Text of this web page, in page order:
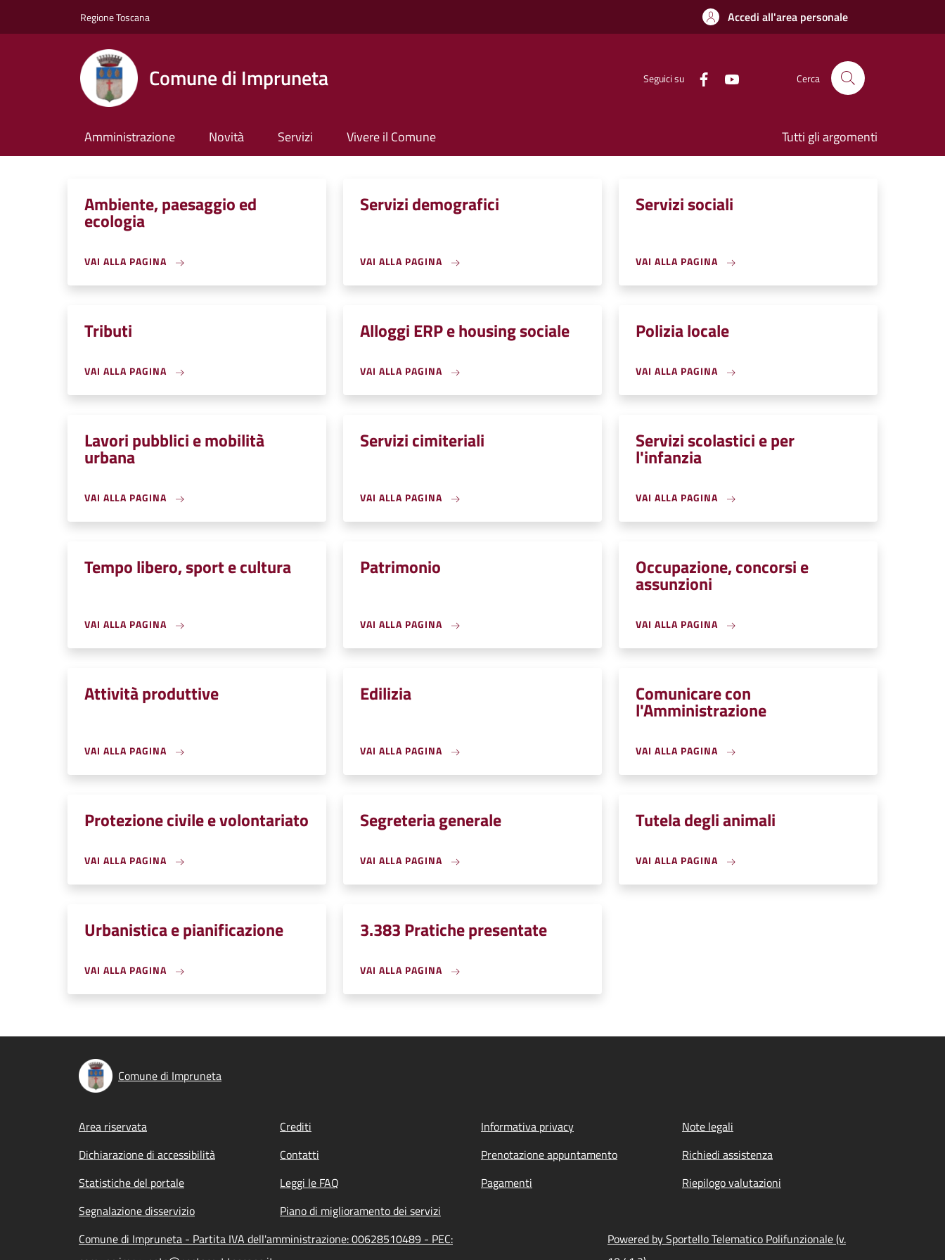
Regione Toscana Accedi all'area personale
Comune di Impruneta Seguici su Cerca
Amministrazione Novità Servizi Vivere il Comune Tutti gli argomenti
Ambiente, paesaggio ed
ecologia
VAI ALLA PAGINA
Servizi demografici
VAI ALLA PAGINA
Servizi sociali
VAI ALLA PAGINA
Tributi
VAI ALLA PAGINA
Alloggi ERP e housing sociale
VAI ALLA PAGINA
Polizia locale
VAI ALLA PAGINA
Lavori pubblici e mobilità
urbana
VAI ALLA PAGINA
Servizi cimiteriali
VAI ALLA PAGINA
Servizi scolastici e per
l'infanzia
VAI ALLA PAGINA
Tempo libero, sport e cultura
VAI ALLA PAGINA
Patrimonio
VAI ALLA PAGINA
Occupazione, concorsi e
assunzioni
VAI ALLA PAGINA
Attività produttive
VAI ALLA PAGINA
Edilizia
VAI ALLA PAGINA
Comunicare con
l'Amministrazione
VAI ALLA PAGINA
Protezione civile e volontariato
VAI ALLA PAGINA
Segreteria generale
VAI ALLA PAGINA
Tutela degli animali
VAI ALLA PAGINA
Urbanistica e pianificazione
VAI ALLA PAGINA
3.383 Pratiche presentate
VAI ALLA PAGINA
Comune di Impruneta
Footer menu
Area riservata Crediti Informativa privacy
Note legali
Dichiarazione di accessibilità
Contatti Prenotazione appuntamento
Richiedi assistenza
Statistiche del portale
Leggi le FAQ Pagamenti
Riepilogo valutazioni
Segnalazione disservizio
Piano di miglioramento dei servizi
Comune di Impruneta - Partita IVA dell'amministrazione: 00628510489 - PEC:
Powered by Sportello Telematico Polifunzionale (v.